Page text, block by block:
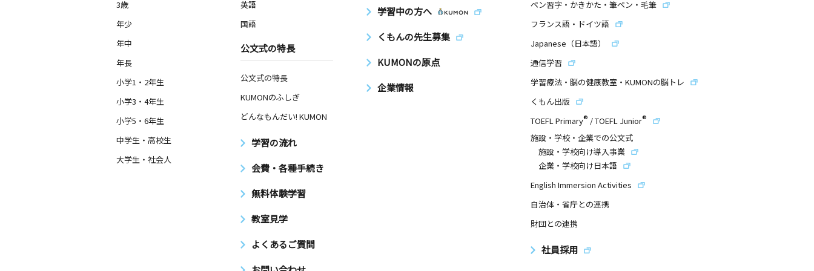
3歳
年少
年中
年長
小学1・2年生
小学3・4年生
小学5・6年生
中学生・高校生
大学生・社会人
英語
国語
公文式の特長
公文式の特長
KUMONのふしぎ
どんなもんだい! KUMON
学習の流れ
会費・各種手続き
無料体験学習
教室見学
よくあるご質問
学習中の方へ
くもんの先生募集
KUMONの原点
企業情報
ペン習字・かきかた・筆ペン・毛筆
フランス語・ドイツ語
Japanese（日本語）
通信学習
学習療法・脳の健康教室・KUMONの脳トレ
くもん出版
TOEFL Primary® /TOEFL Junior®
施設・学校・企業での公文式
施設・学校向け導入事業
企業・学校向け日本語
English Immersion Activities
自治体・省庁との連携
財団との連携
社員採用